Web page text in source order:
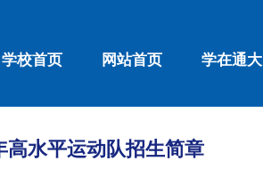
学校首页 网站首页 学在通大
高水平运动队招生简章